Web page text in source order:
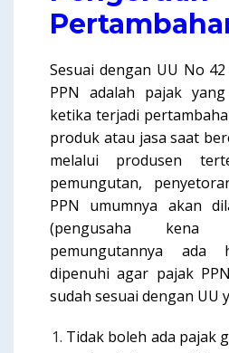
Sesuai dengan UU No
PPN adalah pajak
ketika terjadi
produk atau jasa saat
melalui produsen
pemungutan,
PPN umumnya akan
(pengusaha kena
pemungutannya
dipenuhi agar pajak
sudah sesuai dengan UU
Tidak boleh ada pajak